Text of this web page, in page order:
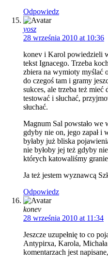
Odpowiedz
yosz
28 września 2010 at 10:36
konev i Karol powiedzieli
tekst Ignacego. Trzeba
zbiera na wymioty myślać
do czegoś tam i gramy
sukces, ale trzeba też mieć
testować i słuchać,
słuchać.
Magnum Sal powstało we
gdyby nie on, jego zapał i
byłaby już bliska
nie byłoby jej też gdyby
których katowaliśmy
Ja też jestem wyznawcą
Odpowiedz
konev
28 września 2010 at 11:34
Jeszcze uzupełnię to co
Antypirxa, Karola,
komentarzach jest